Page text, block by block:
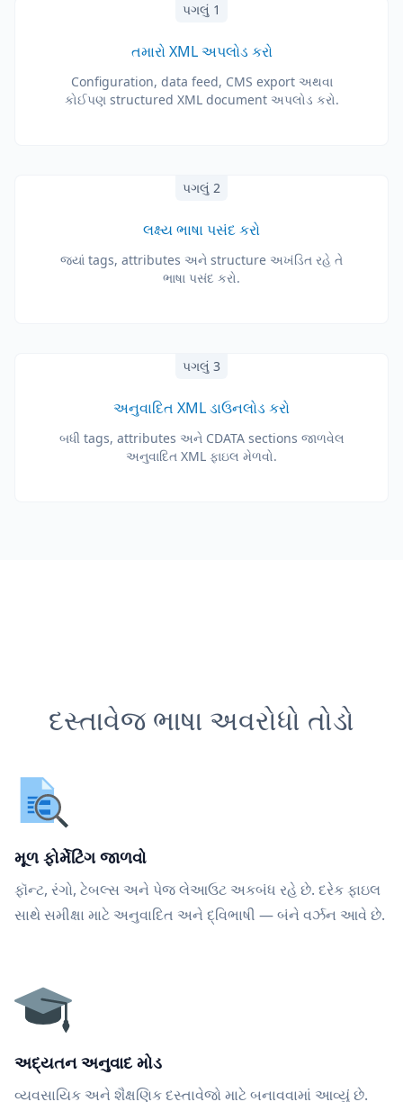
પગલું 1
તમારો XML અપલોડ કરો
Configuration, data feed, CMS export અથવા
કોઈપણ structured XML document અપલોડ કરો.
પગલું 2
લક્ષ્ય ભાષા પસંદ કરો
જ્યાં tags, attributes અને structure અખંડિત રહે તે
ભાષા પસંદ કરો.
પગલું 3
અનુવાદિત XML ડાઉનલોડ કરો
બધી tags, attributes અને CDATA sections જાળવેલ
અનુવાદિત XML ફાઇલ મેળવો.
દસ્તાવેજ ભાષા અવરોધો તોડો
મૂળ ફોર્મેટિંગ જાળવો
ફૉન્ટ, રંગો, ટેબલ્સ અને પેજ લેઆઉટ અકબંધ રહે છે. દરેક ફાઇલ
સાથે સમીક્ષા માટે અનુવાદિત અને દ્વિભાષી — બંને વર્ઝન આવે છે.
અદ્યતન અનુવાદ મોડ
વ્યવસાયિક અને શૈક્ષણિક દસ્તાવેજો માટે બનાવવામાં આવ્યું છે.